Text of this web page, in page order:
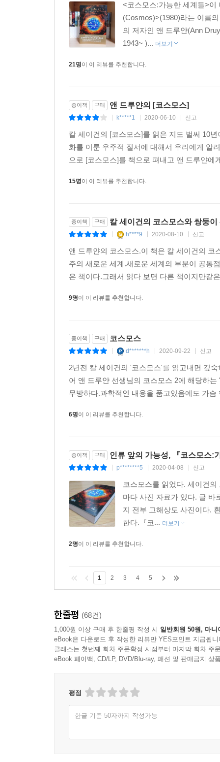
낸 니콜라이 바빌로프와 그의 동료들 같은 과학
변방에서 그 해법을 찾아낸 젊은 과학도 등의 이
칼 세이건의 오리지널 『코스모스』가 그랬듯
나면 그 뒤에는 종교와 역사는 물론이고 문학과
만들어 주는 비법을 온전히 보여 주고 있다. 다
칼 세이건이 역설한 꿈에서 인생과 미래의 지도를
과학은 사랑처럼 그런 초월을 가능케 하는 수단
접근하는 방식과 내가 이해하는 사랑의 방식은
현실을 받아안으라고 말한다. 그런 강인한 사랑
우주에서 우리의 진정한 처지, 생명의 기원, 자
★ 버락 오바마 전 미국 대통령, 영화 감독 크리스
서사 「코스모스」 시리즈의 최신작!
★ 에미 상, 피보디 상 등을 석권하며 40년 넘게 시
그중 한 나라만을 위해서 특별 서문을 쓰는 이유가
이 책, 『코스모스: 우리 세계와 다른 세계들』
우리가 경이로운 자연을 이해하고 불가능에 가
이야기합니다. 또 우리 조상 세대의 탐구자들이
어느 시점과 장소에 있는 어떤 존재인가 하는 문
그 밖의 다른 생명체들도 찾아볼 텐데, 그중에
가할 수도 있다는 사실입니다.
자칫 인류를 파멸로 이끌 수도 있는 그 어두운 힘
하나하나 늘어놓지는 않겠습니다. 이미 여러분
핵심적인 문제가 하나 있다는 것, 그것이 우리가
만약 우리가 자신의 여러 문제 중에서도 바로 그
제가 생각하는 그 문제란, 최대한 많은 사람이 과
아닙니다. 실용적 지식, 이를테면 우리가 즐겨
과학의 힘에는 미치지 못합니다. 과학자들은
재앙을 과학자들은 어언 70여 년 전부터 예측했
대멸종은 지구에 인간이 존재하기 전에 벌어졌던
아직 너무 늦지는 않았습니다. 하지만 어떻게
어떻게 하면 우리가 이 사안의 무서움과 시급성을
되물릴 수 있다고요. 하지만 그렇다면 그건 또 어떻
<코스모스:가능한 세계들>이
(Cosmos)>(1980)라는 이름
의 저자인 앤 드루얀(Ann
1943~ )... 더보기
21명이 이 리뷰를 추천합니다.
종이책 구매 앤 드루얀의 [코스모스]
k*****1 2020-06-10 신고
칼 세이건의 [코스모스]를 읽은 지도 벌써 10
화를 이룬 우주적 질서에 대해서 우리에게 알
으로 [코스모스]를 책으로 펴내고 앤 드루얀
15명이 이 리뷰를 추천합니다.
종이책 구매 칼 세이건의 코스모스와 쌍둥
h****9 2020-08-10 신고
앤 드루얀의 코스모스.이 책은 칼 세이건의
주의 새로운 세계.새로운 세계의 부분이 공통
은 책이다.그래서 읽다 보면 다른 책이지만같
9명이 이 리뷰를 추천합니다.
종이책 구매 코스모스
d*******h 2020-09-22 신고
2년전 칼 세이건의 '코스모스'를 읽고내면 깊
어 앤 드루얀 선생님의 코스모스 2에 해당하
무방하다.과학적인 내용을 품고있음에도 가
6명이 이 리뷰를 추천합니다.
종이책 구매 인류 앞의 가능성, 『코스모스:
p********5 2020-04-08 신고
코스모스를 읽었다. 세이건
마다 사진 자료가 있다. 글 바
지 전부 고해상도 사진이다.
한다.『코... 더보기
2명이 이 리뷰를 추천합니다.
1 2 3 4 5
한줄평 (68건)
1,000원 이상 구매 후 한줄평 작성 시 일반회원 50원, 마니
eBook은 다운로드 후 작성한 리뷰만 YES포인트 지급됩니
클래스는 첫번째 회차 주문확정 시점부터 마지막 회차 주
eBook 페이백, CD/LP, DVD/Blu-ray, 패션 및 판매금지 상
평점
한글 기준 50자까지 작성가능